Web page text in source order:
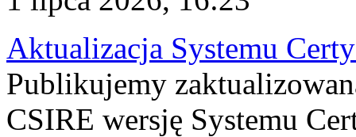
Aktualizacja Systemu
Publikujemy
CSIRE wersję Systemu